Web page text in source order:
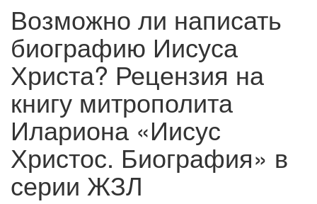
Возможно ли написать
биографию Иисуса
Христа? Рецензия на
книгу митрополита
Илариона «Иисус
Христос. Биография» в
серии ЖЗЛ